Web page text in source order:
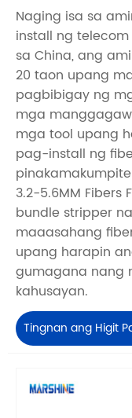
Naging isa sa
install ng
sa China, ang
20 taon upang
pagbibigay ng
mga
mga tool upang
pag-install ng
3.2-5.6MM Fibers
bundle stripper
maaasahang
upang harapin
gumagana nang
kahusayan.
Tingnan ang Higit